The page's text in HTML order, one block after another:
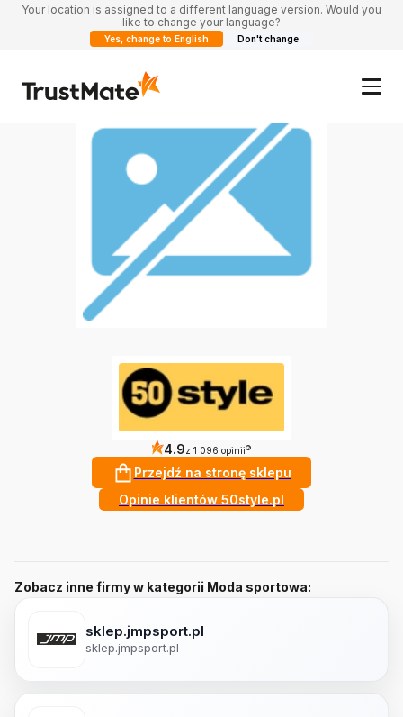
Your location is assigned to a different language version. Would you
like to change your language?
Yes, change to English Don't change
4.9z 1 096 opinii ?
Przejdź na stronę sklepu
Opinie klientów 50style.pl
Zobacz inne firmy w kategorii Moda sportowa:
sklep.jmpsport.pl
sklep.jmpsport.pl